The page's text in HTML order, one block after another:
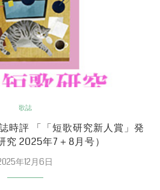
歌誌
時評 「「短歌研究新人賞」発
究 2025年7＋8月号）
年12月6日